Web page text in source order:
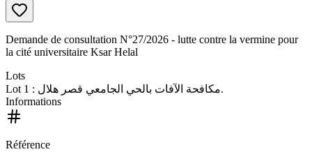
Demande de consultation N°27/2026 - lutte contre la vermine pour
la cité universitaire Ksar Helal
Lots
Lot 1
: مكافحة الآفات بالحي الجامعي قصر هلال.
Informations
Référence